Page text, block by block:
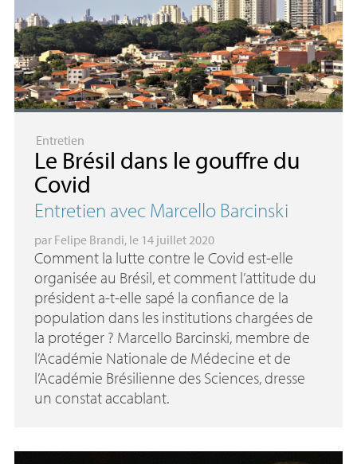
Entretien
Le Brésil dans le gouffre du
Covid
Entretien avec Marcello Barcinski
par Felipe Brandi, le 14 juillet 2020
Comment la lutte contre le Covid est-elle
organisée au Brésil, et comment l’attitude du
président a-t-elle sapé la confiance de la
population dans les institutions chargées de
la protéger ? Marcello Barcinski, membre de
l’Académie Nationale de Médecine et de
l’Académie Brésilienne des Sciences, dresse
un constat accablant.